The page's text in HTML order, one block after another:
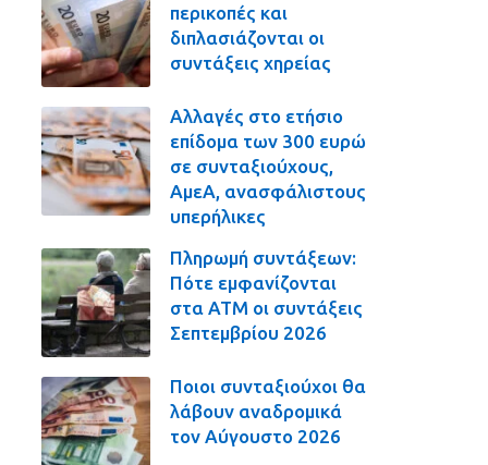
περικοπές και
διπλασιάζονται οι
συντάξεις χηρείας
Αλλαγές στο ετήσιο
επίδομα των 300 ευρώ
σε συνταξιούχους,
ΑμεΑ, ανασφάλιστους
υπερήλικες
Πληρωμή συντάξεων:
Πότε εμφανίζονται
στα ΑΤΜ οι συντάξεις
Σεπτεμβρίου 2026
Ποιοι συνταξιούχοι θα
λάβουν αναδρομικά
τον Αύγουστο 2026